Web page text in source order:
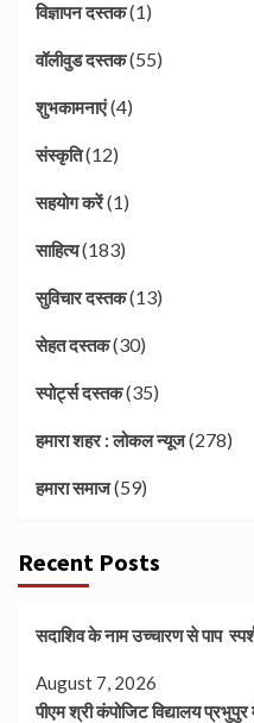
विज्ञापन दस्तक(1)
वॉलीवुड दस्तक(55)
शुभकामनाएं(4)
संस्कृति(12)
सहयोग करें(1)
साहित्य(183)
सुविचार दस्तक(13)
सेहत दस्तक(30)
स्पोर्ट्स दस्तक(35)
हमारा शहर : लोकल न्यूज(278)
हमारा समाज(59)
Recent Posts
सदाशिव के नाम उच्चारण से पाप
August 7, 2026
पीएम श्री कंपोजिट विद्यालय